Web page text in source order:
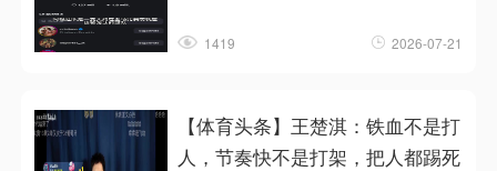
1419 2026-07-21
【体育头条】王楚淇：铁血不是打
人，节奏快不是打架，把人都踢死